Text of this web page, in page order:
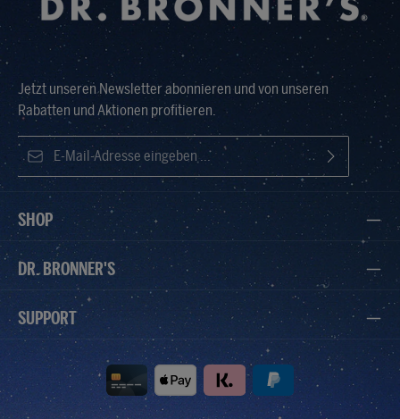
Jetzt unseren Newsletter abonnieren und von unseren
Rabatten und Aktionen profitieren.
E-Mail-Adresse*
Ich habe die Datenschutzbestimmungen zur Kenntnis
genommen und die
gelesen und bin mit ihnen
einverstanden.
Die mit einem Stern (*) markierten Felder sind Pflichtfelder.
SHOP
DR. BRONNER'S
SUPPORT